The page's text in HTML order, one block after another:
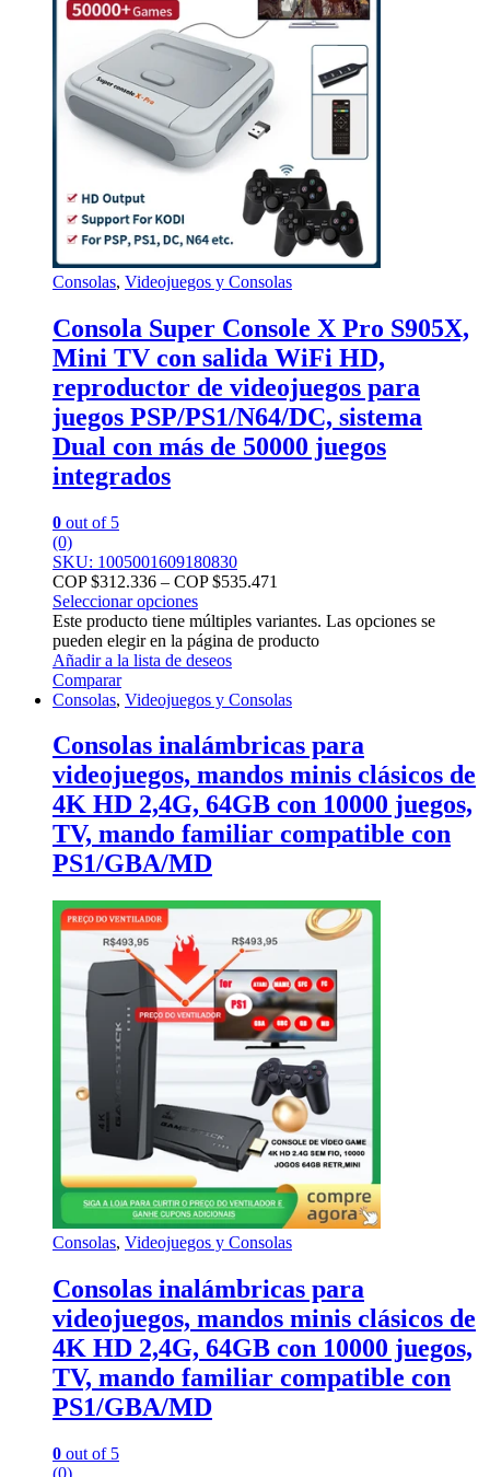
Consolas, Videojuegos y Consolas
Consola Super Console X Pro S905X,
Mini TV con salida WiFi HD,
reproductor de videojuegos para
juegos PSP/PS1/N64/DC, sistema
Dual con más de 50000 juegos
integrados
0 out of 5
(0)
SKU: 1005001609180830
COP $312.336 – COP $535.471
Seleccionar opciones
Este producto tiene múltiples variantes. Las opciones se
pueden elegir en la página de producto
Añadir a la lista de deseos
Comparar
Consolas, Videojuegos y Consolas
Consolas inalámbricas para
videojuegos, mandos minis clásicos de
4K HD 2,4G, 64GB con 10000 juegos,
TV, mando familiar compatible con
PS1/GBA/MD
Consolas, Videojuegos y Consolas
Consolas inalámbricas para
videojuegos, mandos minis clásicos de
4K HD 2,4G, 64GB con 10000 juegos,
TV, mando familiar compatible con
PS1/GBA/MD
0 out of 5